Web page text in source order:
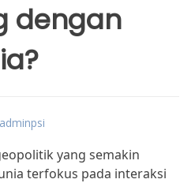
dengan
adminpsi
yang semakin
terfokus pada interaksi